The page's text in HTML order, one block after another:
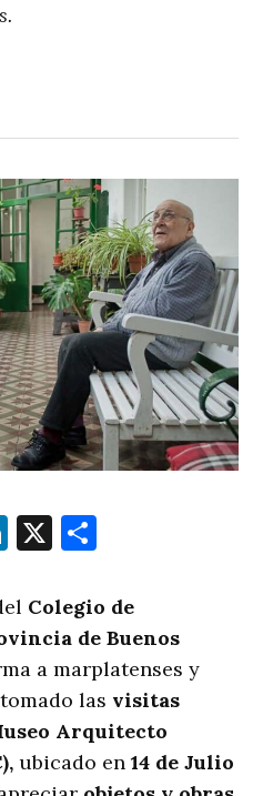
LinkedIn
X
Colegio de
de Buenos
a marplatenses y
las visitas
Arquitecto
ubicado en14 de Julio